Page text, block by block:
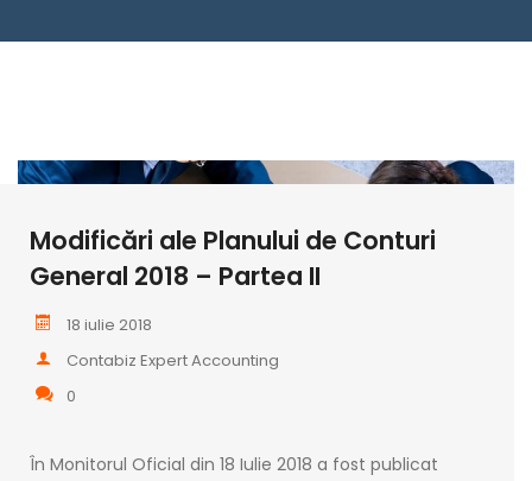
Modificări ale Planului de Conturi
General 2018 – Partea II
18 iulie 2018
Contabiz Expert Accounting
0
În Monitorul Oficial din 18 Iulie 2018 a fost publicat